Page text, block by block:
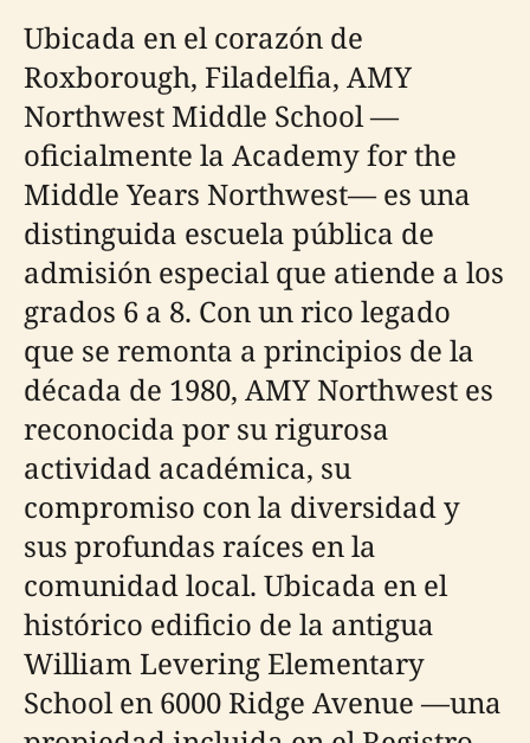
Ubicada en el corazón de
Roxborough, Filadelfia, AMY
Northwest Middle School —
oficialmente la Academy for the
Middle Years Northwest— es una
distinguida escuela pública de
admisión especial que atiende a los
grados 6 a 8. Con un rico legado
que se remonta a principios de la
década de 1980, AMY Northwest es
reconocida por su rigurosa
actividad académica, su
compromiso con la diversidad y
sus profundas raíces en la
comunidad local. Ubicada en el
histórico edificio de la antigua
William Levering Elementary
School en 6000 Ridge Avenue —una